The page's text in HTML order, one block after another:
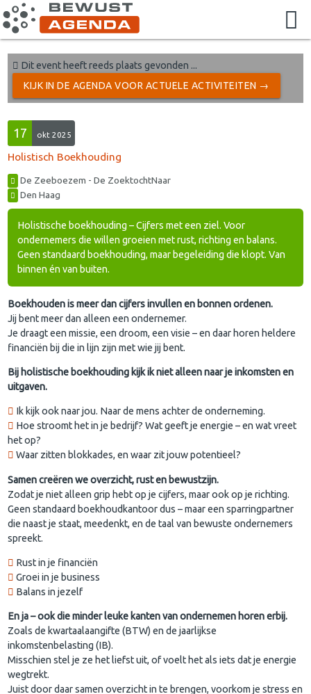
Dit event heeft reeds plaats gevonden ...
KIJK IN DE AGENDA VOOR ACTUELE ACTIVITEITEN →
17 okt 2025
Holistisch Boekhouding
De Zeeboezem - De ZoektochtNaar
Den Haag
Holistische boekhouding – Cijfers met een ziel. Voor
ondernemers die willen groeien met rust, richting en balans.
Geen standaard boekhouding, maar begeleiding die klopt. Van
binnen én van buiten.
Boekhouden is meer dan cijfers invullen en bonnen ordenen.
Jij bent meer dan alleen een ondernemer.
Je draagt een missie, een droom, een visie – en daar horen heldere
financiën bij die in lijn zijn met wie jij bent.
Bij holistische boekhouding kijk ik niet alleen naar je inkomsten en
uitgaven.
Ik kijk ook naar jou. Naar de mens achter de onderneming.
Hoe stroomt het in je bedrijf? Wat geeft je energie – en wat vreet
het op?
Waar zitten blokkades, en waar zit jouw potentieel?
Samen creëren we overzicht, rust en bewustzijn.
Zodat je niet alleen grip hebt op je cijfers, maar ook op je richting.
Geen standaard boekhoudkantoor dus – maar een sparringpartner
die naast je staat, meedenkt, en de taal van bewuste ondernemers
spreekt.
Rust in je financiën
Groei in je business
Balans in jezelf
En ja – ook die minder leuke kanten van ondernemen horen erbij.
Zoals de kwartaalaangifte (BTW) en de jaarlijkse
inkomstenbelasting (IB).
Misschien stel je ze het liefst uit, of voelt het als iets dat je energie
wegtrekt.
Juist door daar samen overzicht in te brengen, voorkom je stress en